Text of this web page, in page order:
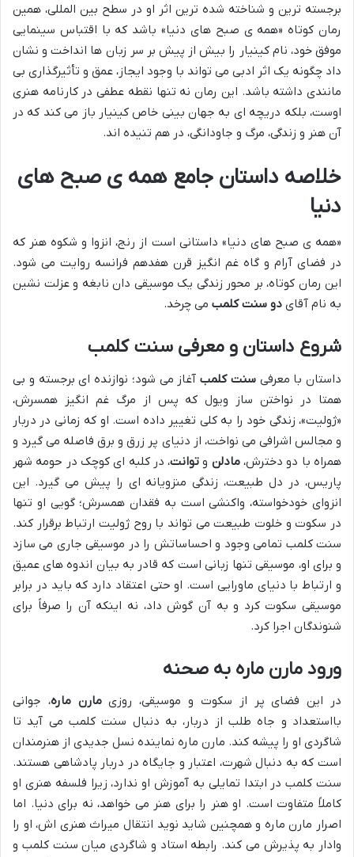
برجسته ترین و شناخته شده ترین اثر او در سطح بین المللی، همین
رمان کوتاه «همه ی صبح های دنیا» باشد که با اقتباس سینمایی
موفق خود، نام کینیار را بیش از پیش بر سر زبان ها انداخت و نشان
داد چگونه یک اثر ادبی می تواند با وجود ایجاز، عمق و تأثیرگذاری بی
مانندی داشته باشد. این رمان نه تنها نقطه عطفی در کارنامه هنری
اوست، بلکه دریچه ای به جهان بینی خاص کینیار باز می کند که در
آن هنر و زندگی، مرگ و جاودانگی، در هم تنیده اند.
خلاصه داستان جامع همه ی صبح های
دنیا
«همه ی صبح های دنیا» داستانی است از رنج، انزوا و شکوه هنر که
در فضای آرام و گاه غم انگیز قرن هفدهم فرانسه روایت می شود.
این رمان کوتاه، بر محور زندگی یک موسیقی دان نابغه و عزلت نشین
به نام آقای دو سنت کلمب می چرخد.
شروع داستان و معرفی سنت کلمب
داستان با معرفیسنت کلمب آغاز می شود؛ نوازنده ای برجسته و بی
همتا در نواختن ساز ویول که پس از مرگ غم انگیز همسرش،
«ژولیت»، زندگی خود را به کلی تغییر داده است. او که زمانی در دربار
و مجالس اشرافی می نواخت، از دنیای پر زرق و برق فاصله می گیرد و
همراه با دو دخترش،مادلن و توانت، در کلبه ای کوچک در حومه شهر
پاریس، در دل طبیعت، زندگی منزویانه ای را پیش می گیرد. این
انزوای خودخواسته، واکنشی است به فقدان همسرش؛ گویی او تنها
در سکوت و خلوت طبیعت می تواند با روح ژولیت ارتباط برقرار کند.
سنت کلمب تمامی وجود و احساساتش را در موسیقی جاری می سازد
و برای او، موسیقی تنها زبانی است که قادر به بیان اندوه های عمیق
و ارتباط با دنیای ماورایی است. او حتی اعتقاد دارد که باید در برابر
موسیقی سکوت کرد و به آن گوش داد، نه اینکه آن را صرفاً برای
شنوندگان اجرا کرد.
ورود مارن ماره به صحنه
در این فضای پر از سکوت و موسیقی، روزیمارن ماره، جوانی
بااستعداد و جاه طلب از دربار، به دنبال سنت کلمب می آید تا
شاگردی او را پیشه کند. مارن ماره نماینده نسل جدیدی از هنرمندان
است که به دنبال شهرت، اعتبار و جایگاه در دربار پادشاهی هستند.
سنت کلمب در ابتدا تمایلی به آموزش او ندارد، زیرا فلسفه هنری او
کاملاً متفاوت است. او هنر را برای هنر می خواهد، نه برای دنیا. اما
اصرار مارن ماره و همچنین شاید نوید انتقال میراث هنری اش، او را
وادار به پذیرش می کند. رابطه استاد و شاگردی میان سنت کلمب و